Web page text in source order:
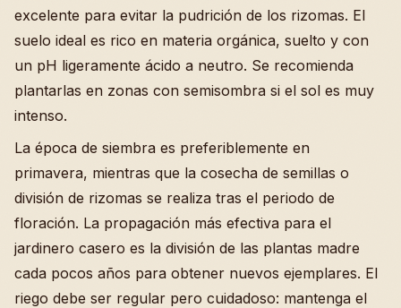
excelente para evitar la pudrición de los rizomas. El
suelo ideal es rico en materia orgánica, suelto y con
un pH ligeramente ácido a neutro. Se recomienda
plantarlas en zonas con semisombra si el sol es muy
intenso.
La época de siembra es preferiblemente en
primavera, mientras que la cosecha de semillas o
división de rizomas se realiza tras el periodo de
floración. La propagación más efectiva para el
jardinero casero es la división de las plantas madre
cada pocos años para obtener nuevos ejemplares. El
riego debe ser regular pero cuidadoso: mantenga el